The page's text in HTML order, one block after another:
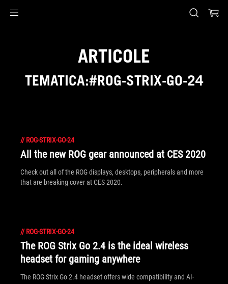
ARTICOLE
TEMATICA:#ROG-STRIX-GO-24
// ROG-STRIX-GO-24
All the new ROG gear announced at CES 2020
Check out all of the ROG displays, desktops, peripherals and more
that are breaking cover at CES 2020.
// ROG-STRIX-GO-24
The ROG Strix Go 2.4 is the ideal wireless
headset for gaming anywhere
The ROG Strix Go 2.4 headset offers wide compatibility and AI-